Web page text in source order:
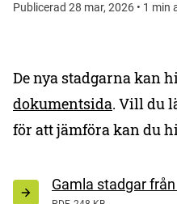
Publicerad 28 mar, 2026 • 1 min
De nya stadgarna kan
dokumentsida. Vill du
för att jämföra kan du
Gamla stadgar